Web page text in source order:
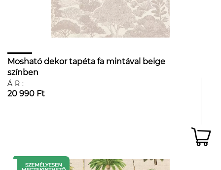
Mosható dekor tapéta fa mintával beige
színben
ÁR:
20 990 Ft